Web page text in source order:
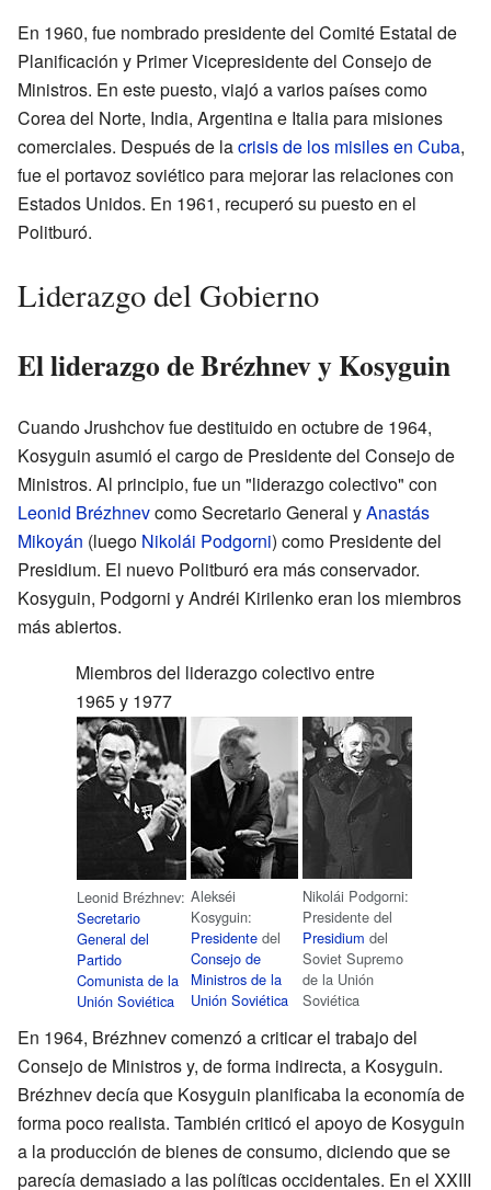
En 1960, fue nombrado presidente del Comité Estatal de
Planificación y Primer Vicepresidente del Consejo de
Ministros. En este puesto, viajó a varios países como
Corea del Norte, India, Argentina e Italia para misiones
comerciales. Después de lacrisis de los misiles en Cuba,
fue el portavoz soviético para mejorar las relaciones con
Estados Unidos. En 1961, recuperó su puesto en el
Politburó.
Liderazgo del Gobierno
El liderazgo de Brézhnev y Kosyguin
Cuando Jrushchov fue destituido en octubre de 1964,
Kosyguin asumió el cargo de Presidente del Consejo de
Ministros. Al principio, fue un "liderazgo colectivo" con
Leonid Brézhnevcomo Secretario General yAnastás
Mikoyán (luego Nikolái Podgorni) como Presidente del
Presidium. El nuevo Politburó era más conservador.
Kosyguin, Podgorni y Andréi Kirilenko eran los miembros
más abiertos.
Miembros del liderazgo colectivo entre
1965 y 1977
Leonid Brézhnev:
Secretario
General del
Partido
Comunista de la
Unión Soviética
Alekséi
Kosyguin:
Presidente del
Consejo de
Ministros de la
Unión Soviética
Nikolái Podgorni:
Presidente del
Presidium del
Soviet Supremo
de la Unión
Soviética
En 1964, Brézhnev comenzó a criticar el trabajo del
Consejo de Ministros y, de forma indirecta, a Kosyguin.
Brézhnev decía que Kosyguin planificaba la economía de
forma poco realista. También criticó el apoyo de Kosyguin
a la producción de bienes de consumo, diciendo que se
parecía demasiado a las políticas occidentales. En el XXIII